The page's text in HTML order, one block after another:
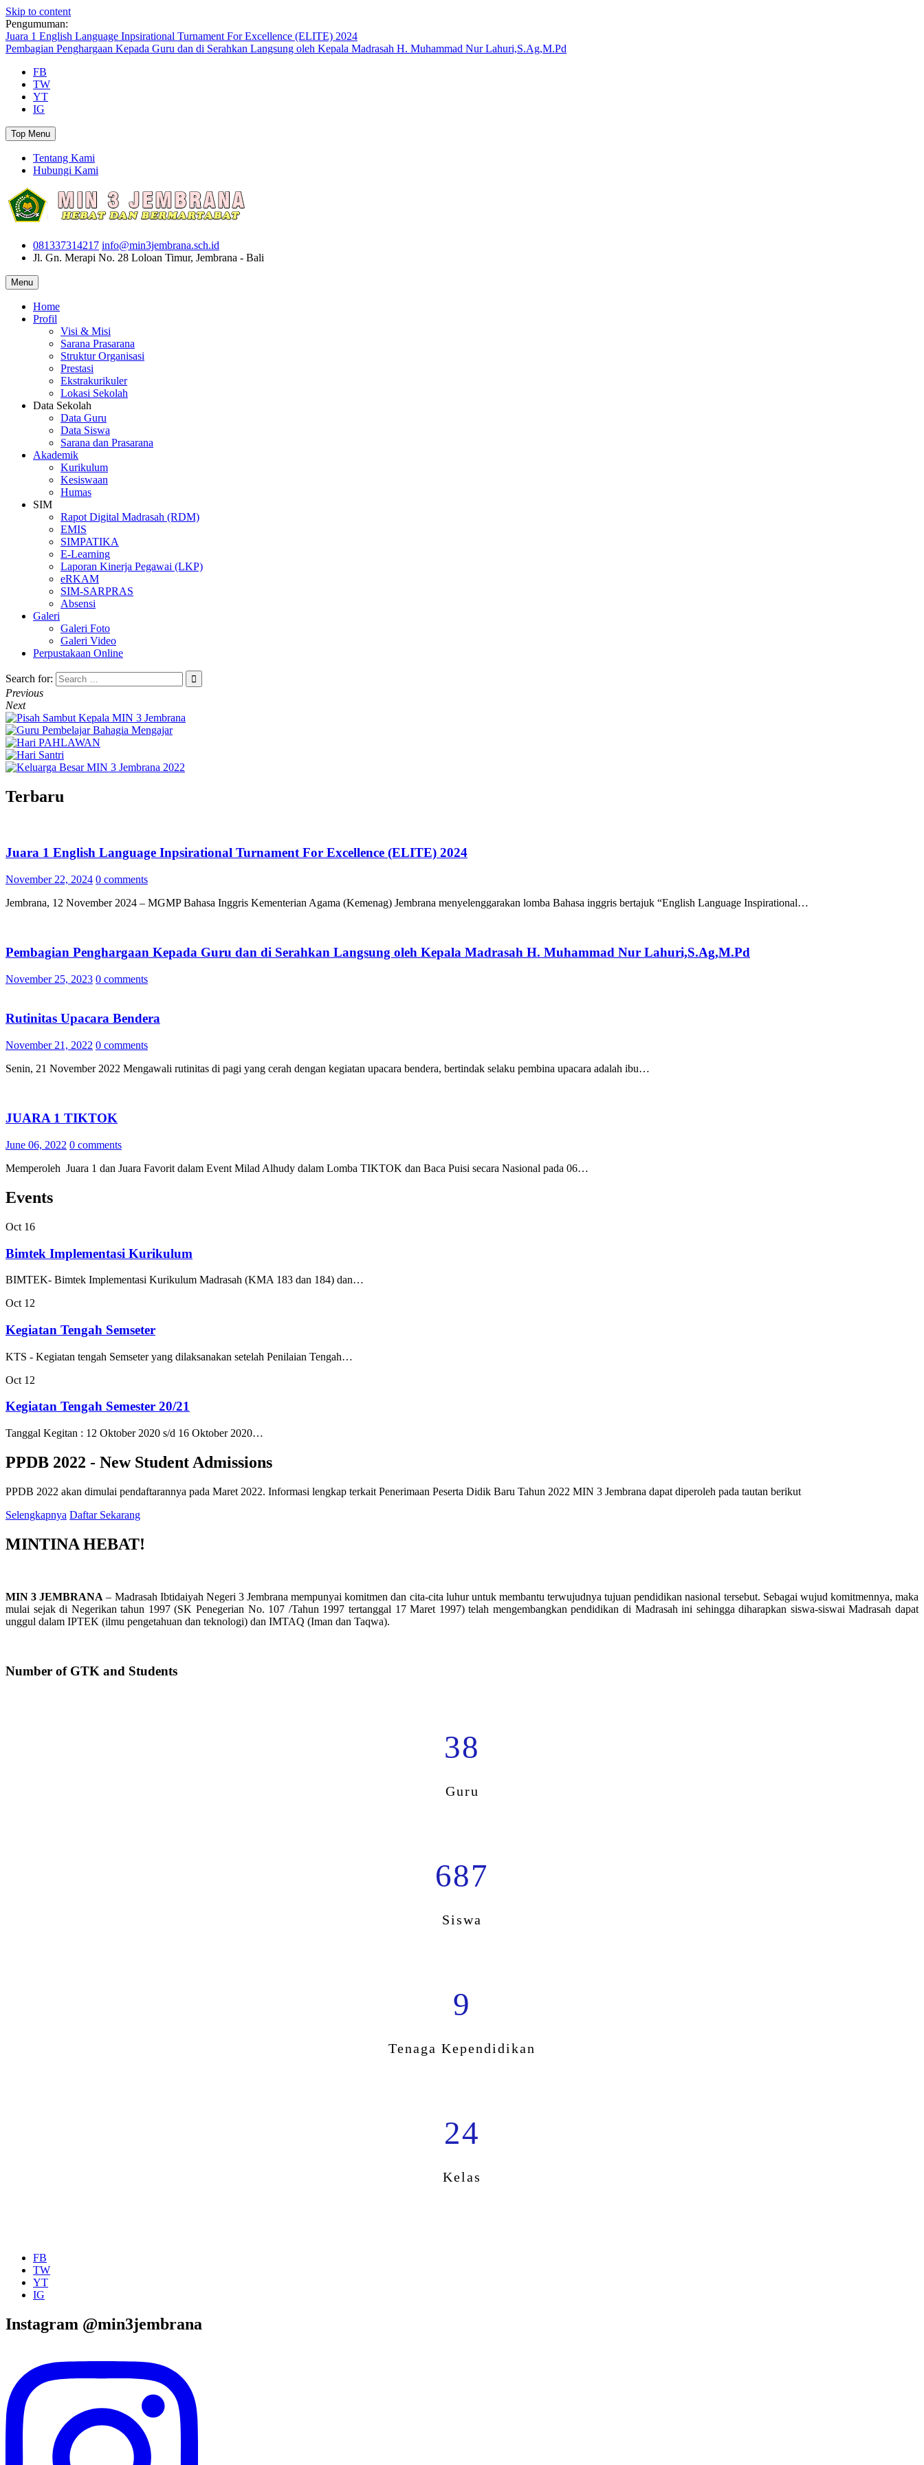
Skip to content
Pengumuman:
Juara 1 English Language Inpsirational Turnament For Excellence (ELITE) 2024
Pembagian Penghargaan Kepada Guru dan di Serahkan Langsung oleh Kepala Madrasah H. Muhammad Nur Lahuri,S.Ag,M.Pd
FB
TW
YT
IG
Top Menu
Tentang Kami
Hubungi Kami
081337314217 info@min3jembrana.sch.id
Jl. Gn. Merapi No. 28 Loloan Timur, Jembrana - Bali
Menu
Home
Profil
Visi & Misi
Sarana Prasarana
Struktur Organisasi
Prestasi
Ekstrakurikuler
Lokasi Sekolah
Data Sekolah
Data Guru
Data Siswa
Sarana dan Prasarana
Akademik
Kurikulum
Kesiswaan
Humas
SIM
Rapot Digital Madrasah (RDM)
EMIS
SIMPATIKA
E-Learning
Laporan Kinerja Pegawai (LKP)
eRKAM
SIM-SARPRAS
Absensi
Galeri
Galeri Foto
Galeri Video
Perpustakaan Online
Search for:
Previous
Next
Terbaru
Juara 1 English Language Inpsirational Turnament For Excellence (ELITE) 2024
November 22, 2024 0 comments
Jembrana, 12 November 2024 – MGMP Bahasa Inggris Kementerian Agama (Kemenag) Jembrana menyelenggarakan lomba Bahasa inggris bertajuk “English Language Inspirational…
Pembagian Penghargaan Kepada Guru dan di Serahkan Langsung oleh Kepala Madrasah H. Muhammad Nur Lahuri,S.Ag,M.Pd
November 25, 2023 0 comments
Rutinitas Upacara Bendera
November 21, 2022 0 comments
Senin, 21 November 2022 Mengawali rutinitas di pagi yang cerah dengan kegiatan upacara bendera, bertindak selaku pembina upacara adalah ibu…
JUARA 1 TIKTOK
June 06, 2022 0 comments
Memperoleh Juara 1 dan Juara Favorit dalam Event Milad Alhudy dalam Lomba TIKTOK dan Baca Puisi secara Nasional pada 06…
Events
Oct 16
Bimtek Implementasi Kurikulum
BIMTEK- Bimtek Implementasi Kurikulum Madrasah (KMA 183 dan 184) dan…
Oct 12
Kegiatan Tengah Semseter
KTS - Kegiatan tengah Semseter yang dilaksanakan setelah Penilaian Tengah…
Oct 12
Kegiatan Tengah Semester 20/21
Tanggal Kegitan : 12 Oktober 2020 s/d 16 Oktober 2020…
PPDB 2022 - New Student Admissions
PPDB 2022 akan dimulai pendaftarannya pada Maret 2022. Informasi lengkap terkait Penerimaan Peserta Didik Baru Tahun 2022 MIN 3 Jembrana dapat diperoleh pada tautan berikut
Selengkapnya Daftar Sekarang
MINTINA HEBAT!
MIN 3 JEMBRANA – Madrasah Ibtidaiyah Negeri 3 Jembrana mempunyai komitmen dan cita-cita luhur untuk membantu terwujudnya tujuan pendidikan nasional tersebut. Sebagai wujud komitmennya, maka
mulai sejak di Negerikan tahun 1997 (SK Penegerian No. 107 /Tahun 1997 tertanggal 17 Maret 1997) telah mengembangkan pendidikan di Madrasah ini sehingga diharapkan siswa-siswai Madrasah dapat
unggul dalam IPTEK (ilmu pengetahuan dan teknologi) dan IMTAQ (Iman dan Taqwa).
Number of GTK and Students
38
Guru
687
Siswa
9
Tenaga Kependidikan
24
Kelas
FB
TW
YT
IG
Instagram @min3jembrana